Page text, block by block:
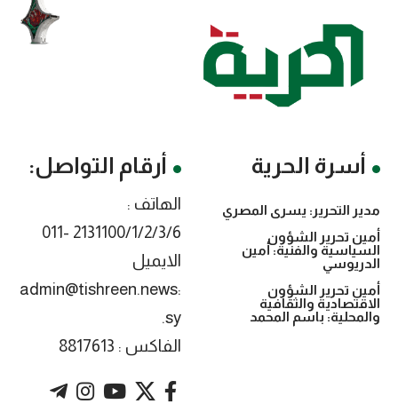
أسرة الحرية
مدير التحرير: يسرى المصري
أمين تحرير الشؤون
السياسية والفنية: أمين
الدريوسي
أمين تحرير الشؤون
الاقتصادية والثقافية
والمحلية: باسم المحمد
أرقام التواصل:
الهاتف :
2131100/1/2/3/6 -011
الايميل
:admin@tishreen.news
.sy
الفاكس : 8817613